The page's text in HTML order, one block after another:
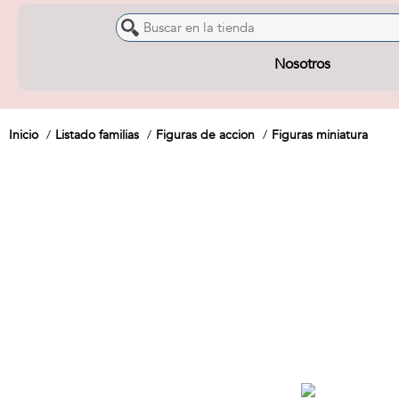
Nosotros
Inicio Listado familias Figuras de accion Figuras miniatura